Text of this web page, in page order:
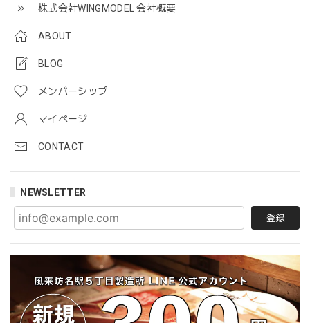
株式会社WINGMODEL 会社概要
ABOUT
BLOG
メンバーシップ
マイページ
CONTACT
NEWSLETTER
登録